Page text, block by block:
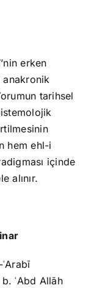
erken
anakronik
tarihsel
hem ehl-i
içinde
alınır.
ʿAbd Allāh